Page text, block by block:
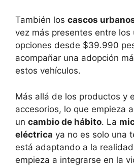
También los cascos
vez más presentes entre los
opciones desde $39.990
acompañar una adopción
estos vehículos.
Más allá de los productos y
accesorios, lo que empieza
un cambio de hábito. La
eléctrica ya no es solo una
está adaptando a la
empieza a integrarse en la